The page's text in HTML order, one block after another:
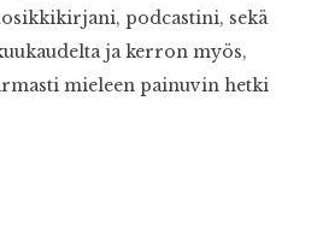
podcastini, sekä
ja kerron myös,
mieleen painuvin hetki